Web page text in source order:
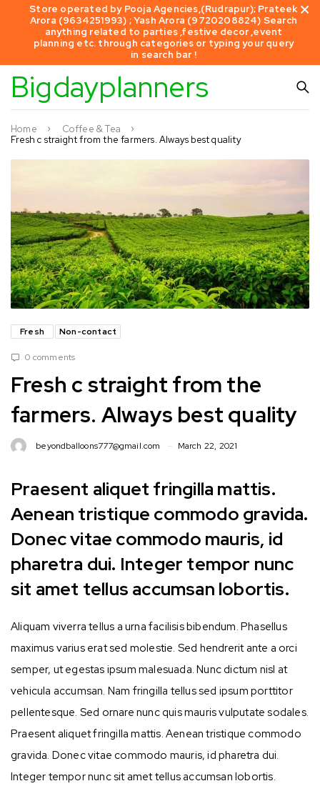
Store operated by Pooja Agencies,(Rudrapur); Prateek
Arora (9634251993) ; Yash Arora (9720208824) Search
anything related to parties ,festive decor ,event
planning etc. through categories or typing your query
in search bar !
Bigdayplanners
Home
Coffee & Tea
Fresh c straight from the farmers. Always best quality
Fresh Non-contact
0 comments
Fresh c straight from the
farmers. Always best quality
beyondballoons777@gmail.com March 22, 2021
Praesent aliquet fringilla mattis.
Aenean tristique commodo gravida.
Donec vitae commodo mauris, id
pharetra dui. Integer tempor nunc
sit amet tellus accumsan lobortis.
Aliquam viverra tellus a urna facilisis bibendum. Phasellus
maximus varius erat sed molestie. Sed hendrerit ante a orci
semper, ut egestas ipsum malesuada. Nunc dictum nisl at
vehicula accumsan. Nam fringilla tellus sed ipsum porttitor
pellentesque. Sed ornare nunc quis mauris vulputate sodales.
Praesent aliquet fringilla mattis. Aenean tristique commodo
gravida. Donec vitae commodo mauris, id pharetra dui.
Integer tempor nunc sit amet tellus accumsan lobortis.